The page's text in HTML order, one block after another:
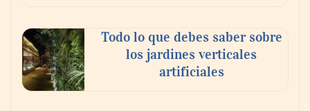
Todo lo que debes saber sobre
los jardines verticales
artificiales